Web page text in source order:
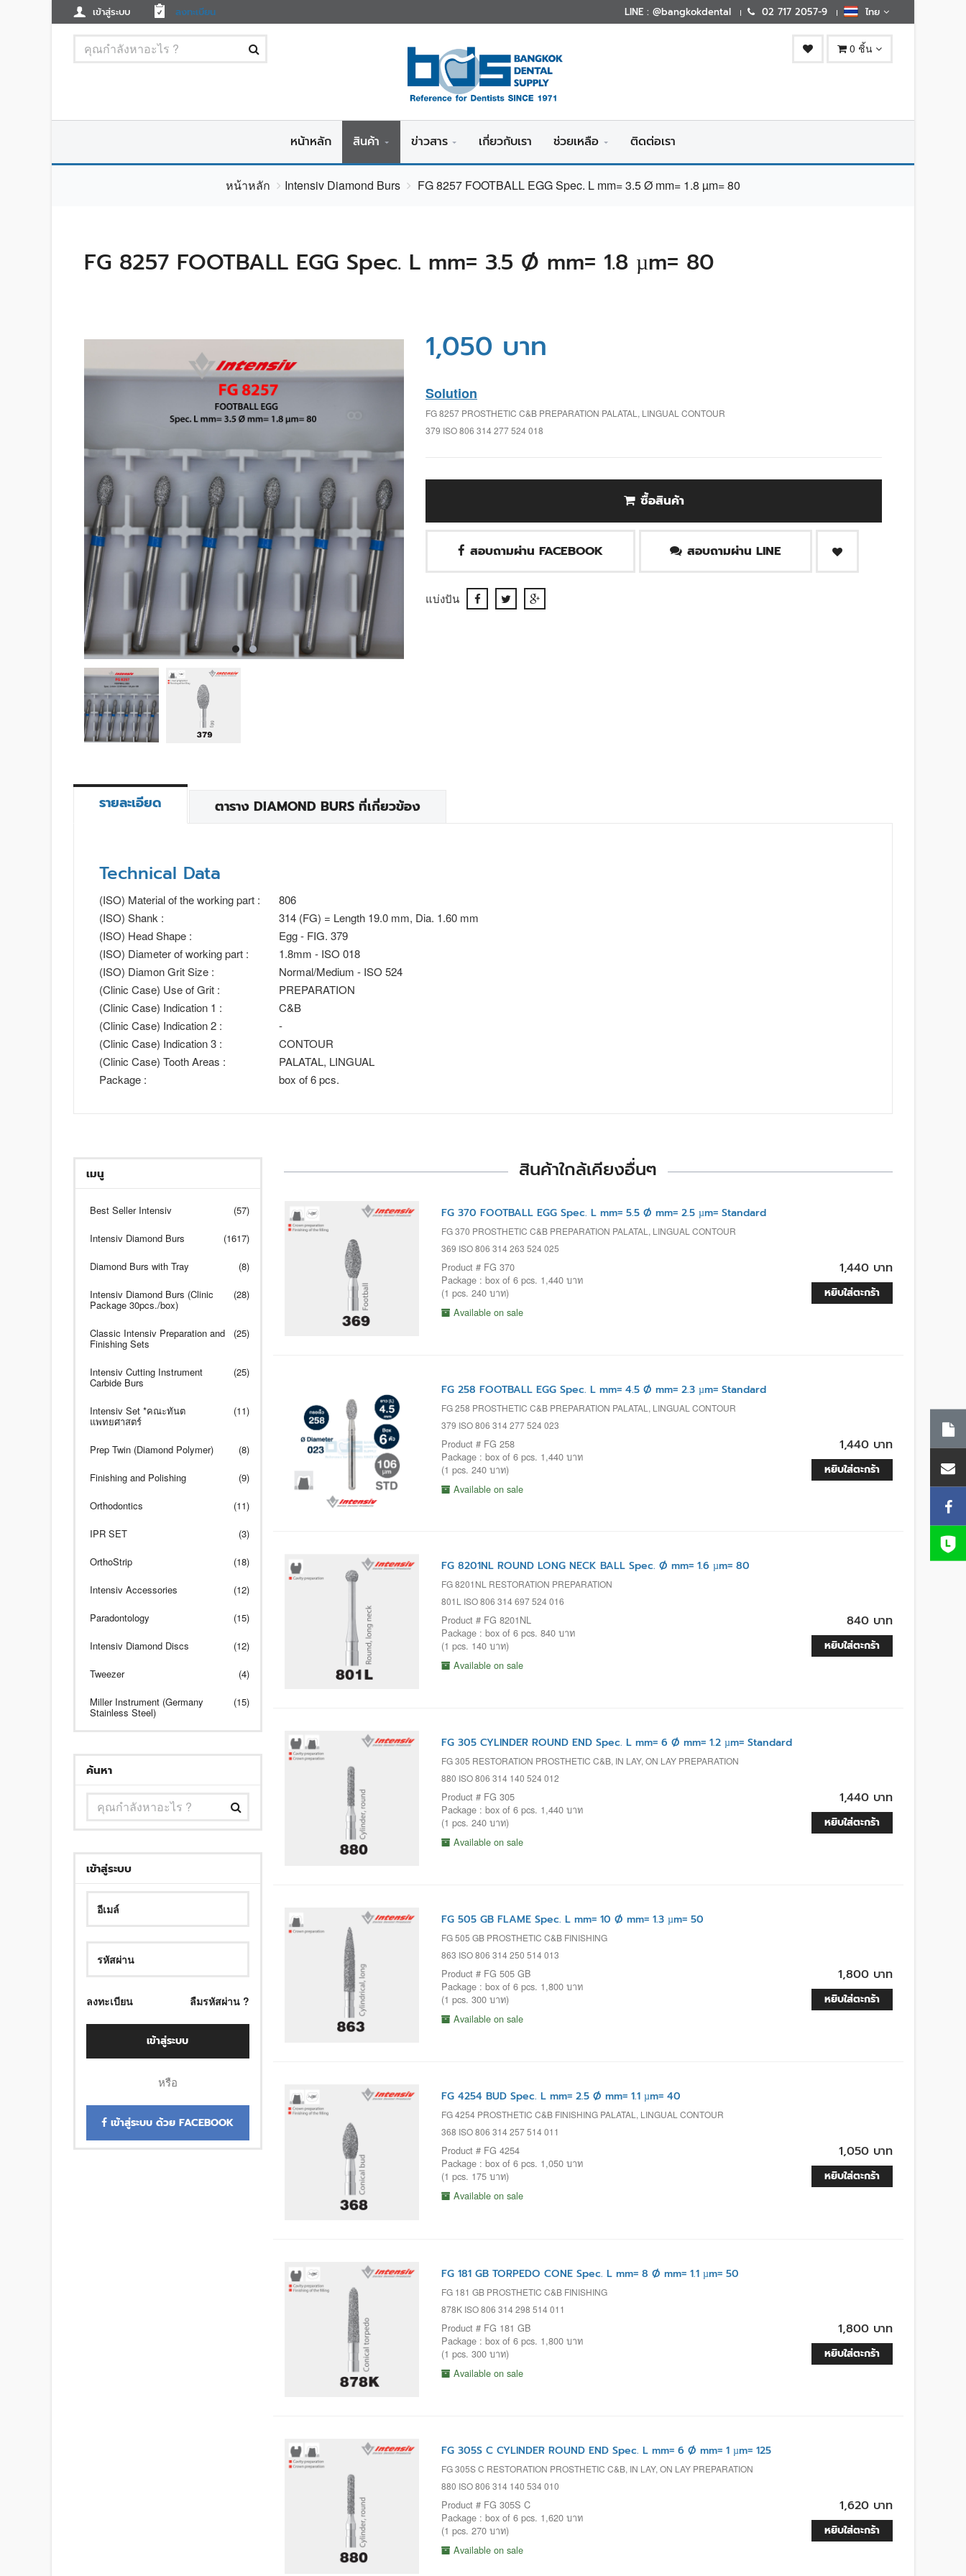
เข้าสู่ระบบ ลงทะเบียน LINE : @bangkokdental 02 717 2057-9 ไทย
0 ชิ้น
หน้าหลัก สินค้า ข่าวสาร เกี่ยวกับเรา ช่วยเหลือ ติดต่อเรา
หน้าหลัก Intensiv Diamond Burs FG 8257 FOOTBALL EGG Spec. L mm= 3.5 Ø mm= 1.8 µm= 80
FG 8257 FOOTBALL EGG Spec. L mm= 3.5 Ø mm= 1.8 µm= 80
1,050 บาท
Solution
FG 8257 PROSTHETIC C&B PREPARATION PALATAL, LINGUAL CONTOUR
379 ISO 806 314 277 524 018
ซื้อสินค้า
สอบถามผ่าน FACEBOOK สอบถามผ่าน LINE
แบ่งปัน
รายละเอียด ตาราง DIAMOND BURS ที่เกี่ยวข้อง
Technical Data
(ISO) Material of the working part :
806
(ISO) Shank :
314 (FG) = Length 19.0 mm, Dia. 1.60 mm
(ISO) Head Shape :
Egg - FIG. 379
(ISO) Diameter of working part :
1.8mm - ISO 018
(ISO) Diamon Grit Size :
Normal/Medium - ISO 524
(Clinic Case) Use of Grit :
PREPARATION
(Clinic Case) Indication 1 :
C&B
(Clinic Case) Indication 2 :
-
(Clinic Case) Indication 3 :
CONTOUR
(Clinic Case) Tooth Areas :
PALATAL, LINGUAL
Package :
box of 6 pcs.
เมนู
Best Seller Intensiv (57)
Intensiv Diamond Burs (1617)
Diamond Burs with Tray (8)
Intensiv Diamond Burs (Clinic
Package 30pcs./box)
(28)
Classic Intensiv Preparation and
Finishing Sets
(25)
Intensiv Cutting Instrument
Carbide Burs
(25)
Intensiv Set *คณะทันต
แพทยศาสตร์
(11)
Prep Twin (Diamond Polymer) (8)
Finishing and Polishing (9)
Orthodontics (11)
IPR SET (3)
OrthoStrip (18)
Intensiv Accessories (12)
Paradontology (15)
Intensiv Diamond Discs (12)
Tweezer (4)
Miller Instrument (Germany
Stainless Steel)
(15)
ค้นหา
เข้าสู่ระบบ
ลงทะเบียน ลืมรหัสผ่าน ?
เข้าสู่ระบบ
หรือ
เข้าสู่ระบบ ด้วย FACEBOOK
สินค้าใกล้เคียงอื่นๆ
FG 370 FOOTBALL EGG Spec. L mm= 5.5 Ø mm= 2.5 µm= Standard
FG 370 PROSTHETIC C&B PREPARATION PALATAL, LINGUAL CONTOUR
369 ISO 806 314 263 524 025
Product # FG 370
Package : box of 6 pcs. 1,440 บาท
(1 pcs. 240 บาท)
Available on sale
1,440 บาท
หยิบใส่ตะกร้า
FG 258 FOOTBALL EGG Spec. L mm= 4.5 Ø mm= 2.3 µm= Standard
FG 258 PROSTHETIC C&B PREPARATION PALATAL, LINGUAL CONTOUR
379 ISO 806 314 277 524 023
Product # FG 258
Package : box of 6 pcs. 1,440 บาท
(1 pcs. 240 บาท)
Available on sale
1,440 บาท
หยิบใส่ตะกร้า
FG 8201NL ROUND LONG NECK BALL Spec. Ø mm= 1.6 µm= 80
FG 8201NL RESTORATION PREPARATION
801L ISO 806 314 697 524 016
Product # FG 8201NL
Package : box of 6 pcs. 840 บาท
(1 pcs. 140 บาท)
Available on sale
840 บาท
หยิบใส่ตะกร้า
FG 305 CYLINDER ROUND END Spec. L mm= 6 Ø mm= 1.2 µm= Standard
FG 305 RESTORATION PROSTHETIC C&B, IN LAY, ON LAY PREPARATION
880 ISO 806 314 140 524 012
Product # FG 305
Package : box of 6 pcs. 1,440 บาท
(1 pcs. 240 บาท)
Available on sale
1,440 บาท
หยิบใส่ตะกร้า
FG 505 GB FLAME Spec. L mm= 10 Ø mm= 1.3 µm= 50
FG 505 GB PROSTHETIC C&B FINISHING
863 ISO 806 314 250 514 013
Product # FG 505 GB
Package : box of 6 pcs. 1,800 บาท
(1 pcs. 300 บาท)
Available on sale
1,800 บาท
หยิบใส่ตะกร้า
FG 4254 BUD Spec. L mm= 2.5 Ø mm= 1.1 µm= 40
FG 4254 PROSTHETIC C&B FINISHING PALATAL, LINGUAL CONTOUR
368 ISO 806 314 257 514 011
Product # FG 4254
Package : box of 6 pcs. 1,050 บาท
(1 pcs. 175 บาท)
Available on sale
1,050 บาท
หยิบใส่ตะกร้า
FG 181 GB TORPEDO CONE Spec. L mm= 8 Ø mm= 1.1 µm= 50
FG 181 GB PROSTHETIC C&B FINISHING
878K ISO 806 314 298 514 011
Product # FG 181 GB
Package : box of 6 pcs. 1,800 บาท
(1 pcs. 300 บาท)
Available on sale
1,800 บาท
หยิบใส่ตะกร้า
FG 305S C CYLINDER ROUND END Spec. L mm= 6 Ø mm= 1 µm= 125
FG 305S C RESTORATION PROSTHETIC C&B, IN LAY, ON LAY PREPARATION
880 ISO 806 314 140 534 010
Product # FG 305S C
Package : box of 6 pcs. 1,620 บาท
(1 pcs. 270 บาท)
Available on sale
1,620 บาท
หยิบใส่ตะกร้า